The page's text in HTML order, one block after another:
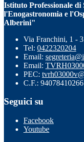
Istituto Professionale
l'Enogastronomia e
Alberini"
Via Franchini, 1 -
Tel: 0422320204
Email:
Email:
PEC:
C.F.: 94078410266
Seguici su
Facebook
Youtube